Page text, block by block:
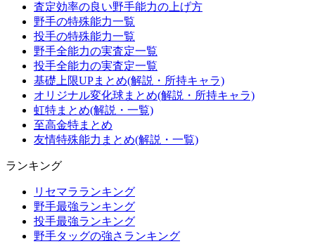
査定効率の良い野手能力の上げ方
野手の特殊能力一覧
投手の特殊能力一覧
野手全能力の実査定一覧
投手全能力の実査定一覧
基礎上限UPまとめ(解説・所持キャラ)
オリジナル変化球まとめ(解説・所持キャラ)
虹特まとめ(解説・一覧)
至高金特まとめ
友情特殊能力まとめ(解説・一覧)
ランキング
リセマラランキング
野手最強ランキング
投手最強ランキング
野手タッグの強さランキング